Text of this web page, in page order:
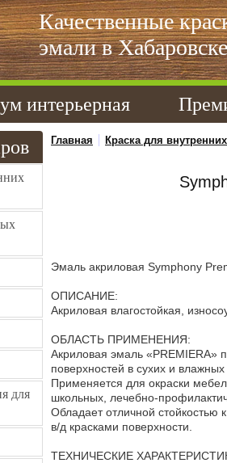
Качественные
эмали в
интерьерная
для
Главная Краска для
Эмаль акриловая Symphony
ОПИСАНИЕ:
Акриловая влагостойкая,
ОБЛАСТЬ ПРИМЕНЕНИЯ:
Акриловая эмаль «PREMIERA»
поверхностей в сухих и
Применяется для окраски
школьных, лечебно-
Обладает отличной
в/д красками поверхности.
ТЕХНИЧЕСКИЕ